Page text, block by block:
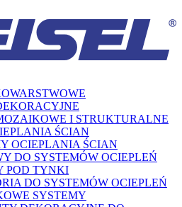
I STRUKTURALNE
ŚCIAN
OCIEPLANIA ŚCIAN
DO SYSTEMÓW OCIEPLEŃ
POD TYNKI
DO SYSTEMÓW OCIEPLEŃ
SYSTEMY